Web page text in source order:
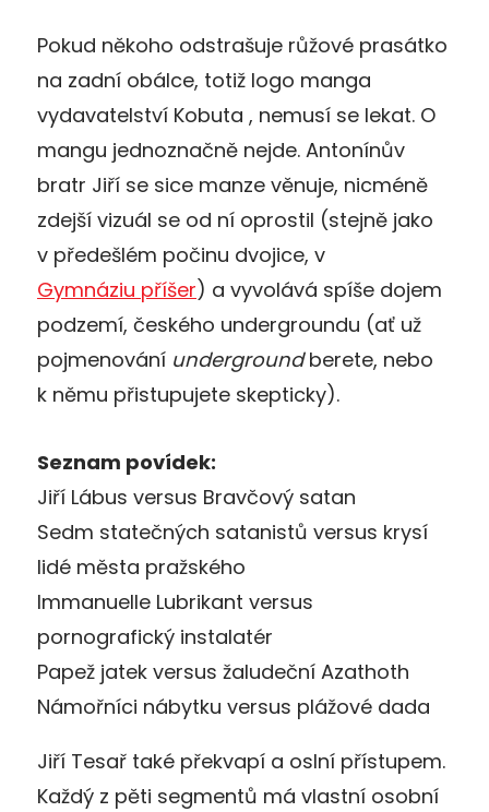
Pokud někoho odstrašuje růžové prasátko
na zadní obálce, totiž logo manga
vydavatelství Kobuta , nemusí se lekat. O
mangu jednoznačně nejde. Antonínův
bratr Jiří se sice manze věnuje, nicméně
zdejší vizuál se od ní oprostil (stejně jako
v předešlém počinu dvojice, v
Gymnáziu příšer) a vyvolává spíše dojem
podzemí, českého undergroundu (ať už
pojmenování undergroundberete, nebo
k němu přistupujete skepticky).
Seznam povídek:
Jiří Lábus versus Bravčový satan
Sedm statečných satanistů versus krysí
lidé města pražského
Immanuelle Lubrikant versus
pornografický instalatér
Papež jatek versus žaludeční Azathoth
Námořníci nábytku versus plážové dada
Jiří Tesař také překvapí a oslní přístupem.
Každý z pěti segmentů má vlastní osobní